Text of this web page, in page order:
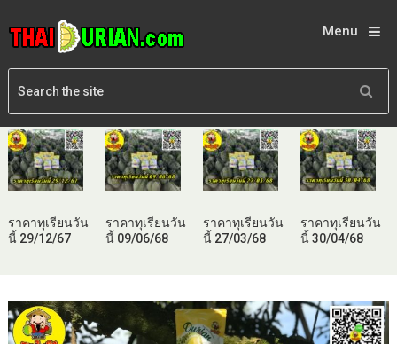
Menu
ราคาทุเรียนวัน
นี้ 29/12/67
ราคาทุเรียนวัน
นี้ 09/06/68
ราคาทุเรียนวัน
นี้ 27/03/68
ราคาทุเรียนวัน
นี้ 30/04/68